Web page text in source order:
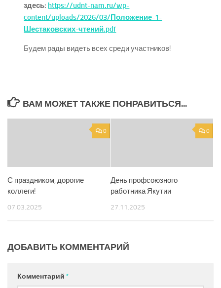
здесь: https://udnt-nam.ru/wp-
content/uploads/2026/03/Положение-1-
Шестаковских-чтений.pdf
Будем рады видеть всех среди участников!
ВАМ МОЖЕТ ТАКЖЕ ПОНРАВИТЬСЯ...
0
С праздником, дорогие
коллеги!
07.03.2025
0
День профсоюзного
работника Якутии
27.11.2025
ДОБАВИТЬ КОММЕНТАРИЙ
Комментарий *